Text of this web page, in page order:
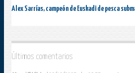
Alex Sarrías, campeón de Euskadi de pesca
Últimos comentarios